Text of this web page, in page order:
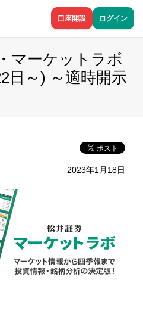
口座開設 ログイン
マーケットラボ
日～) ～適時開示
2023年1月18日